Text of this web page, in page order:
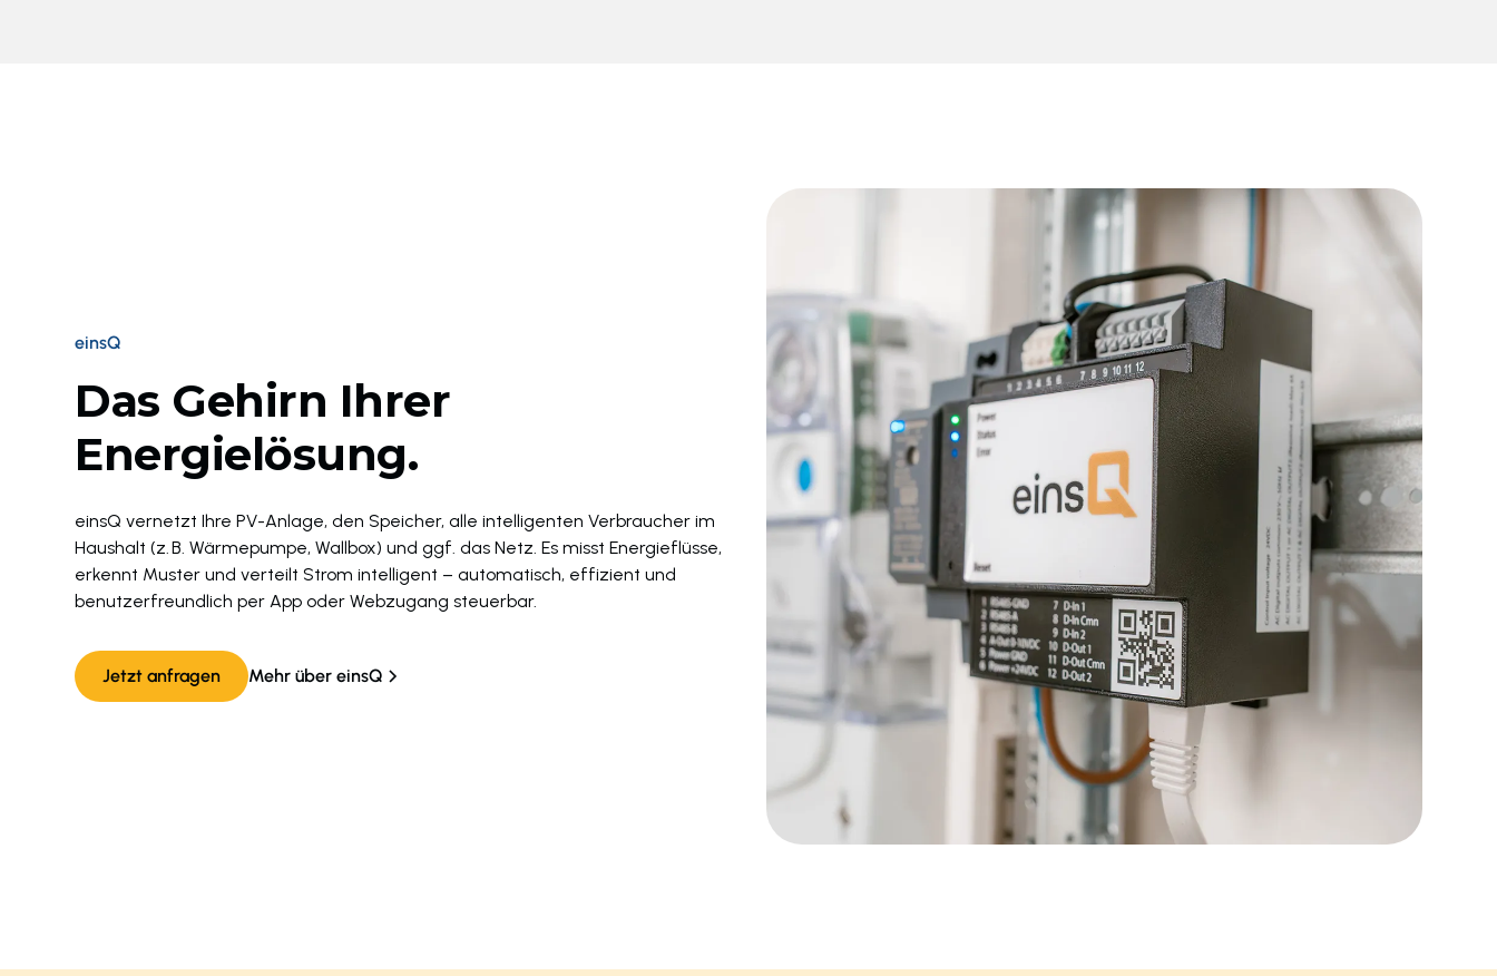
einsQ
Das Gehirn Ihrer
Energielösung.
einsQ vernetzt Ihre PV-Anlage, den Speicher, alle intelligenten Verbraucher im
Haushalt (z. B. Wärmepumpe, Wallbox) und ggf. das Netz. Es misst Energieflüsse,
erkennt Muster und verteilt Strom intelligent – automatisch, effizient und
benutzerfreundlich per App oder Webzugang steuerbar.
Jetzt anfragen Mehr über einsQ